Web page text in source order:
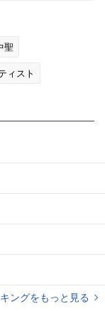
聖
ィスト
ングをもっと見る